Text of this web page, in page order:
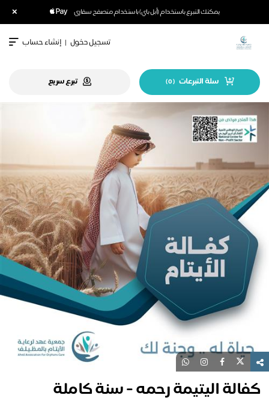
يمكنك التبرع باستخدام (أبل باي) باستخدام متصفح سفاري
تسجيل دخول | إنشاء حساب
سلة التبرعات (
0
) تبرع سريع
اليتيمة رحمه - سنة كاملة